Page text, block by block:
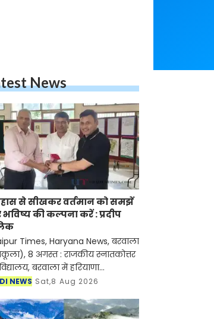
News
से सीखकर वर्तमान को समझें
की कल्पना करें : प्रदीप
Times, Haryana News, बरवाला
8 अगस्त : राजकीय स्नातकोत्तर
बरवाला में हरियाणा
विभाग, पंचकूला द्वारा 17
का शनिवार
NEWS Sat,8 Aug 2026